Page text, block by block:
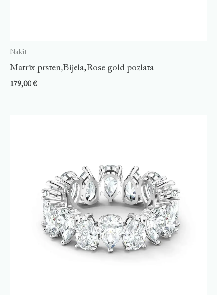
Nakit
Matrix prsten,Bijela,Rose gold pozlata
179,00€